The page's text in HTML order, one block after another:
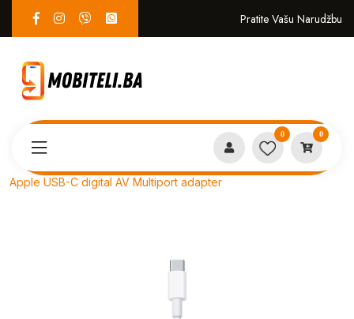
Pratite Vašu Narudžbu
0 0
Apple USB-C digital AV Multiport adapter